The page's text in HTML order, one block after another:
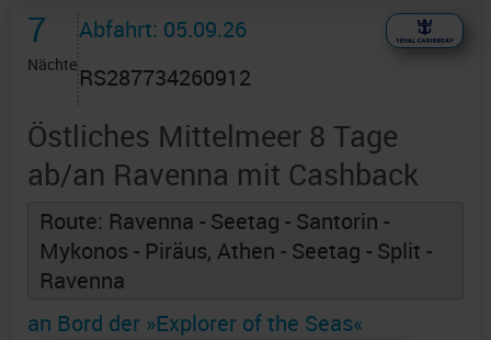
7
Nächte
Abfahrt: 05.09.26
RS287734260912
Östliches Mittelmeer 8 Tage
ab/an Ravenna mit Cashback
Route: Ravenna - Seetag - Santorin -
Mykonos - Piräus, Athen - Seetag - Split -
Ravenna
an Bord der »Explorer of the Seas«